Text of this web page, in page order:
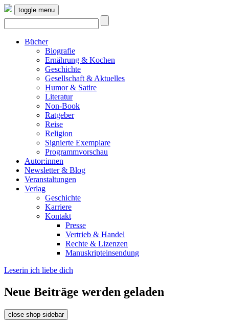
toggle menu
Bücher
Biografie
Ernährung & Kochen
Geschichte
Gesellschaft & Aktuelles
Humor & Satire
Literatur
Non-Book
Ratgeber
Reise
Religion
Signierte Exemplare
Programmvorschau
Autor:innen
Newsletter & Blog
Veranstaltungen
Verlag
Geschichte
Karriere
Kontakt
Presse
Vertrieb & Handel
Rechte & Lizenzen
Manuskripteinsendung
Leserin ich liebe dich
Neue Beiträge werden geladen
close shop sidebar